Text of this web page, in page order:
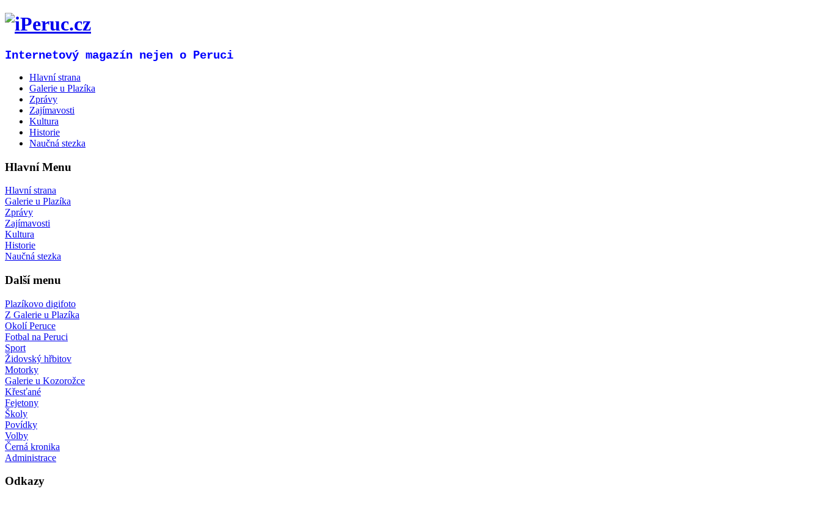
Internetový magazín nejen o Peruci
Hlavní strana
Galerie u Plazíka
Zprávy
Zajímavosti
Kultura
Historie
Naučná stezka
Hlavní Menu
Hlavní strana
Galerie u Plazíka
Zprávy
Zajímavosti
Kultura
Historie
Naučná stezka
Další menu
Plazíkovo digifoto
Z Galerie u Plazíka
Okolí Peruce
Fotbal na Peruci
Sport
Židovský hřbitov
Motorky
Galerie u Kozorožce
Křesťané
Fejetony
Školy
Povídky
Volby
Černá kronika
Administrace
Odkazy